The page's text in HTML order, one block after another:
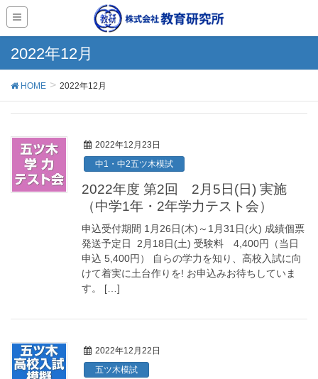
2022年12月
HOME 2022年12月
2022年12月23日
中1・中2五ツ木模試
2022年度 第2回 2月5日(日) 実施
（中学1年・2年学力テスト会）
申込受付期間 1月26日(木)～1月31日(火) 成績個票
発送予定日 2月18日(土) 受験料 4,400円（当日
申込 5,400円） 自らの学力を知り、高校入試に向
けて着実に土台作りを! お申込みお待ちしていま
す。 […]
2022年12月22日
五ツ木模試